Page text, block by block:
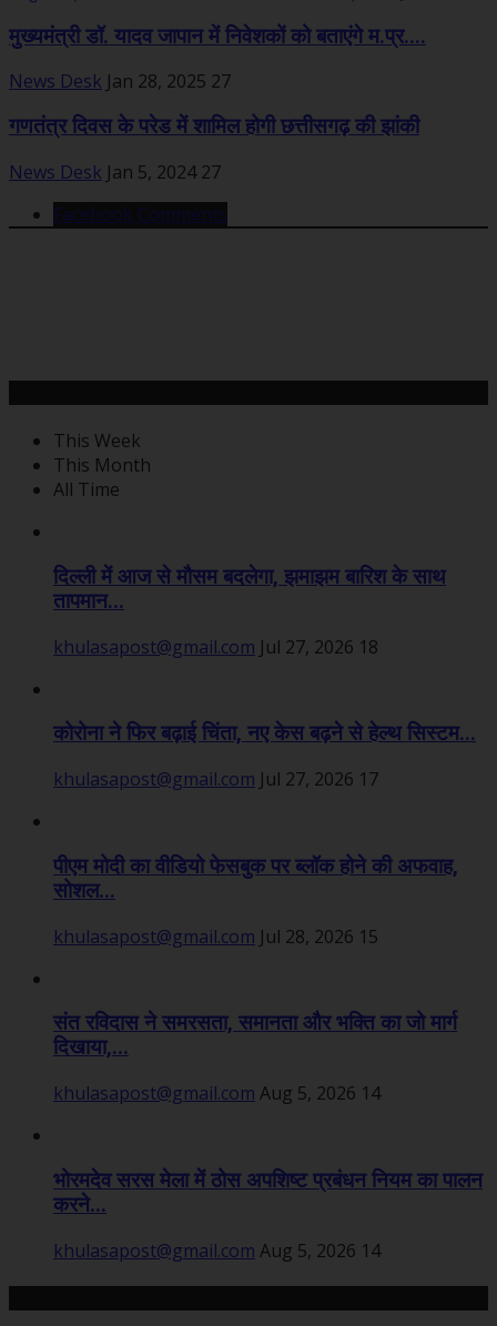
मुख्यमंत्री डॉ. यादव जापान में निवेशकों को बताएंगे म.प्र....
News Desk Jan 28, 2025 27
गणतंत्र दिवस के परेड में शामिल होगी छत्तीसगढ़ की झांकी
News Desk Jan 5, 2024 27
Facebook Comments
This Week
This Month
All Time
दिल्ली में आज से मौसम बदलेगा, झमाझम बारिश के साथ
तापमान...
khulasapost@gmail.com Jul 27, 2026 18
कोरोना ने फिर बढ़ाई चिंता, नए केस बढ़ने से हेल्थ सिस्टम...
khulasapost@gmail.com Jul 27, 2026 17
पीएम मोदी का वीडियो फेसबुक पर ब्लॉक होने की अफवाह,
सोशल...
khulasapost@gmail.com Jul 28, 2026 15
संत रविदास ने समरसता, समानता और भक्ति का जो मार्ग
दिखाया,...
khulasapost@gmail.com Aug 5, 2026 14
भोरमदेव सरस मेला में ठोस अपशिष्ट प्रबंधन नियम का पालन
करने...
khulasapost@gmail.com Aug 5, 2026 14